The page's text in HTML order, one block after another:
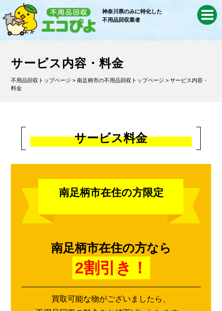
神奈川県のみに特化した
不用品回収業者
サービス内容・料金
不用品回収トップページ >南足柄市の不用品回収トップページ > サービス内容・
料金
サービス料金
南足柄市在住の方限定
南足柄市在住の方なら
2割引き！
買取可能な物がございましたら、